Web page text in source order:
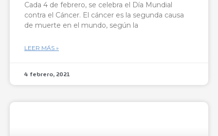
Cada 4 de febrero, se celebra el Día Mundial
contra el Cáncer. El cáncer es la segunda causa
de muerte en el mundo, según la
LEER MÁS »
4 febrero, 2021